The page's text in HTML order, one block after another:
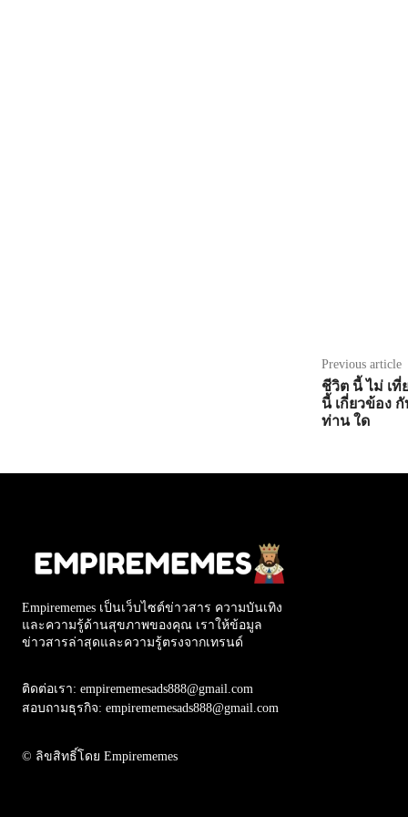
Previous article
ชีวิต นี้ ไม่ เที่
นี้ เกี่ยวข้อง
ท่าน ใด
Empirememes เป็นเว็บไซต์ข่าวสาร ความบันเทิง
และความรู้ด้านสุขภาพของคุณ เราให้ข้อมูล
ข่าวสารล่าสุดและความรู้ตรงจากเทรนด์
ติดต่อเรา: empirememesads888@gmail.com
สอบถามธุรกิจ: empirememesads888@gmail.com
© ลิขสิทธิ์โดย Empirememes